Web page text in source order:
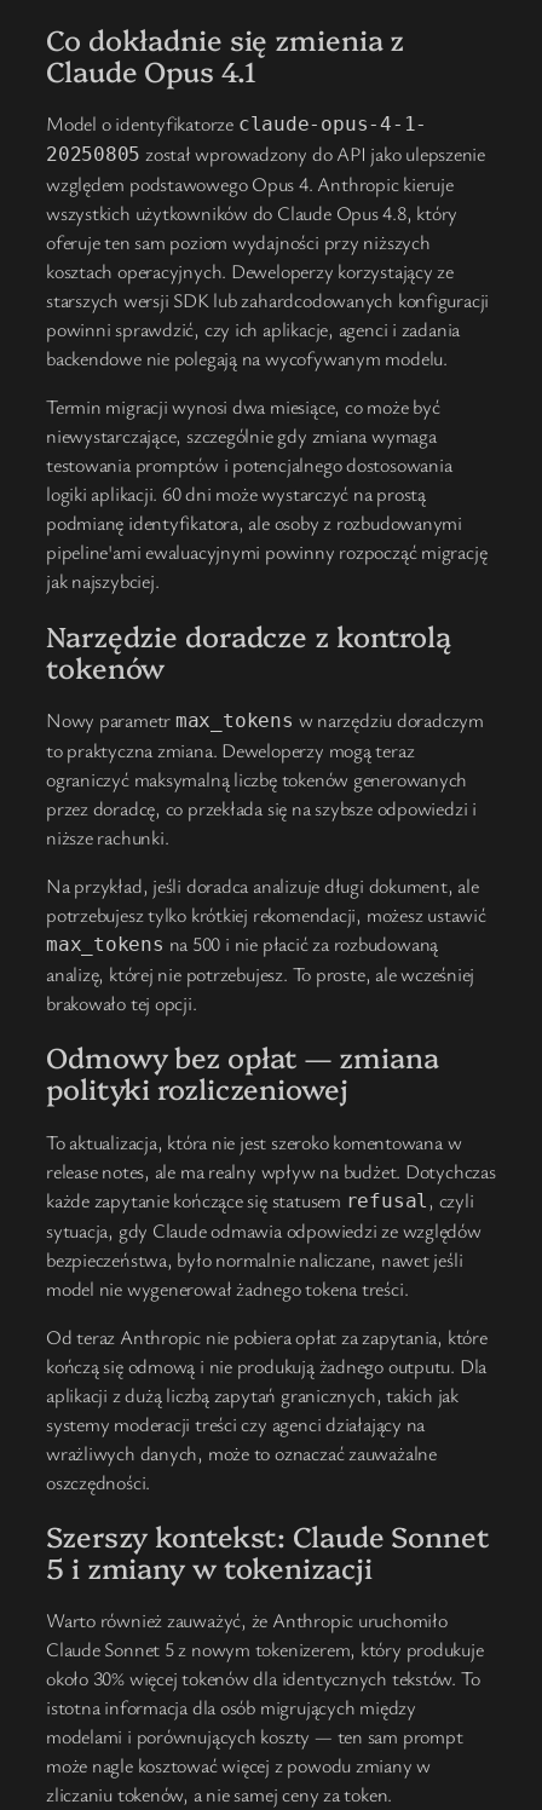
Co dokładnie się zmienia z
Claude Opus 4.1
Model o identyfikatorze claude-opus-4-1-
20250805 został wprowadzony do API jako ulepszenie
względem podstawowego Opus 4. Anthropic kieruje
wszystkich użytkowników do Claude Opus 4.8, który
oferuje ten sam poziom wydajności przy niższych
kosztach operacyjnych. Deweloperzy korzystający ze
starszych wersji SDK lub zahardcodowanych konfiguracji
powinni sprawdzić, czy ich aplikacje, agenci i zadania
backendowe nie polegają na wycofywanym modelu.
Termin migracji wynosi dwa miesiące, co może być
niewystarczające, szczególnie gdy zmiana wymaga
testowania promptów i potencjalnego dostosowania
logiki aplikacji. 60 dni może wystarczyć na prostą
podmianę identyfikatora, ale osoby z rozbudowanymi
pipeline'ami ewaluacyjnymi powinny rozpocząć migrację
jak najszybciej.
Narzędzie doradcze z kontrolą
tokenów
Nowy parametr max_tokens w narzędziu doradczym
to praktyczna zmiana. Deweloperzy mogą teraz
ograniczyć maksymalną liczbę tokenów generowanych
przez doradcę, co przekłada się na szybsze odpowiedzi i
niższe rachunki.
Na przykład, jeśli doradca analizuje długi dokument, ale
potrzebujesz tylko krótkiej rekomendacji, możesz ustawić
max_tokens na 500 i nie płacić za rozbudowaną
analizę, której nie potrzebujesz. To proste, ale wcześniej
brakowało tej opcji.
Odmowy bez opłat — zmiana
polityki rozliczeniowej
To aktualizacja, która nie jest szeroko komentowana w
release notes, ale ma realny wpływ na budżet. Dotychczas
każde zapytanie kończące się statusem refusal , czyli
sytuacja, gdy Claude odmawia odpowiedzi ze względów
bezpieczeństwa, było normalnie naliczane, nawet jeśli
model nie wygenerował żadnego tokena treści.
Od teraz Anthropic nie pobiera opłat za zapytania, które
kończą się odmową i nie produkują żadnego outputu. Dla
aplikacji z dużą liczbą zapytań granicznych, takich jak
systemy moderacji treści czy agenci działający na
wrażliwych danych, może to oznaczać zauważalne
oszczędności.
Szerszy kontekst: Claude Sonnet
5 i zmiany w tokenizacji
Warto również zauważyć, że Anthropic uruchomiło
Claude Sonnet 5 z nowym tokenizerem, który produkuje
około 30% więcej tokenów dla identycznych tekstów. To
istotna informacja dla osób migrujących między
modelami i porównujących koszty — ten sam prompt
może nagle kosztować więcej z powodu zmiany w
zliczaniu tokenów, a nie samej ceny za token.